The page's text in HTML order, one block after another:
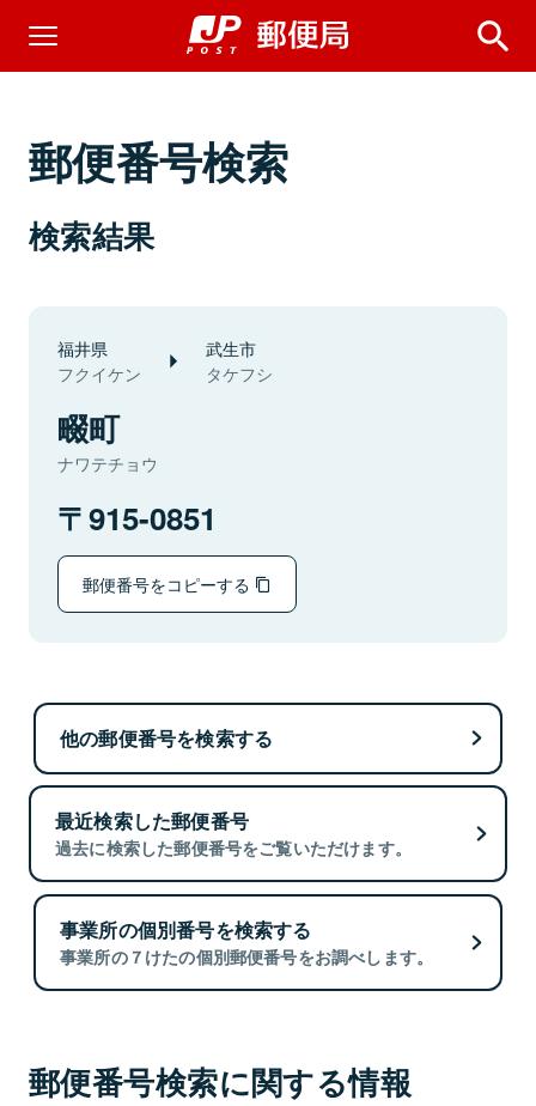
郵便番号検索
検索結果
福井県
フクイケン
武生市
タケフシ
畷町
ナワテチョウ
915-0851
郵便番号をコピーする
他の郵便番号を検索する
最近検索した郵便番号
過去に検索した郵便番号をご覧いただけます。
事業所の個別番号を検索する
事業所の７けたの個別郵便番号をお調べします。
郵便番号検索に関する情報